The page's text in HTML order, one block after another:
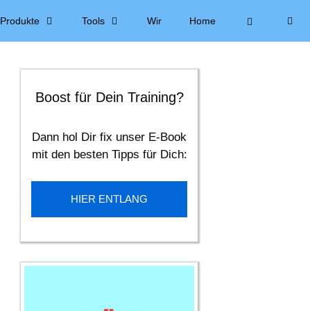
Produkte Tools Wir Home
Boost für Dein Training?
Dann hol Dir fix unser E-Book
mit den besten Tipps für Dich:
HIER ENTLANG